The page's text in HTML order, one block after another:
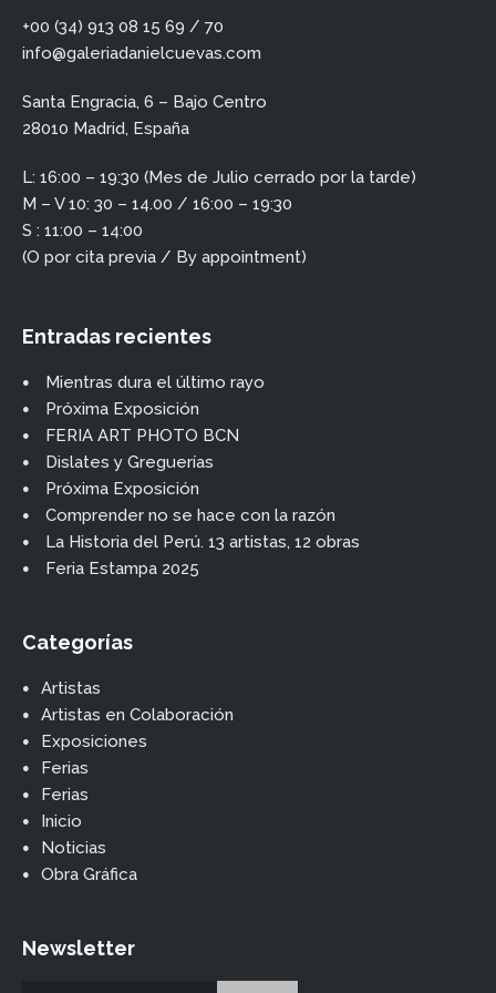
+00 (34) 913 08 15 69 / 70
info@galeriadanielcuevas.com
Santa Engracia, 6 – Bajo Centro
28010 Madrid, España
L: 16:00 – 19:30 (Mes de Julio cerrado por la tarde)
M – V 10: 30 – 14.00 / 16:00 – 19:30
S : 11:00 – 14:00
(O por cita previa / By appointment)
Entradas recientes
Mientras dura el último rayo
Próxima Exposición
FERIA ART PHOTO BCN
Dislates y Greguerías
Próxima Exposición
Comprender no se hace con la razón
La Historia del Perú. 13 artistas, 12 obras
Feria Estampa 2025
Categorías
Artistas
Artistas en Colaboración
Exposiciones
Ferias
Ferias
Inicio
Noticias
Obra Gráfica
Newsletter